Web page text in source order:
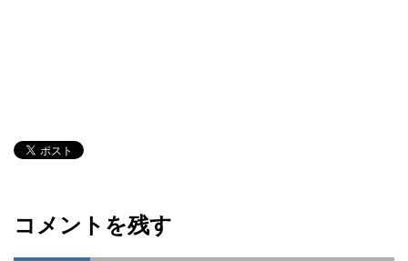
コメントを残す